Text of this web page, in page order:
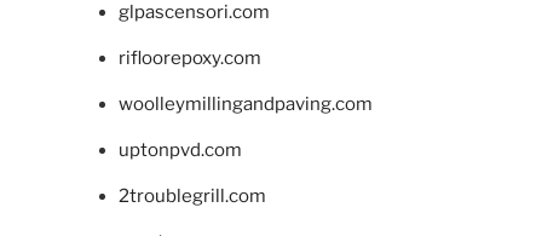
glpascensori.com
rifloorepoxy.com
woolleymillingandpaving.com
uptonpvd.com
2troublegrill.com